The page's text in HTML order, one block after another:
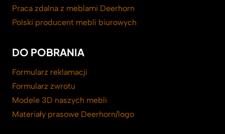
Praca zdalna z meblami Deerhorn
Polski producent mebli biurowych
DO POBRANIA
Formularz reklamacji
Formularz zwrotu
Modele 3D naszych mebli
Materiały prasowe Deerhorn/logo